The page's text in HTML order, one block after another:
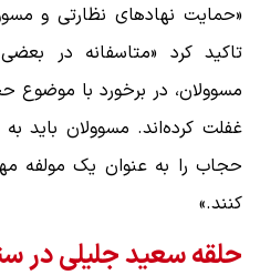
«حمایت نهادهای نظارتی و
تاکید کرد «متاسفانه در
مسوولان، در برخورد با موضوع
غفلت کرده‌اند. مسوولان باید
حجاب را به عنوان یک مولفه
کنند.»
حلقه سعید جلیلی در